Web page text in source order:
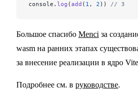
console. log (add ( 1 , 2 )) // 3
Большое спасибо Menci за
wasm на ранних этапах
за внесение реализации в ядро
Подробнее см. в руководстве.